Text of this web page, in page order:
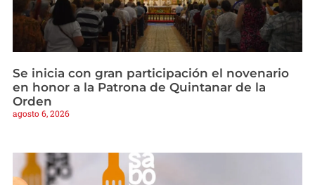
Se inicia con gran participación el novenario
en honor a la Patrona de Quintanar de la
Orden
agosto 6, 2026